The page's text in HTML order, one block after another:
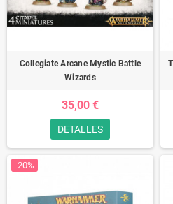
Collegiate Arcane Mystic Battle
Wizards
35,00 €
DETALLES
-20%